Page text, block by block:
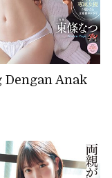
Dengan Anak